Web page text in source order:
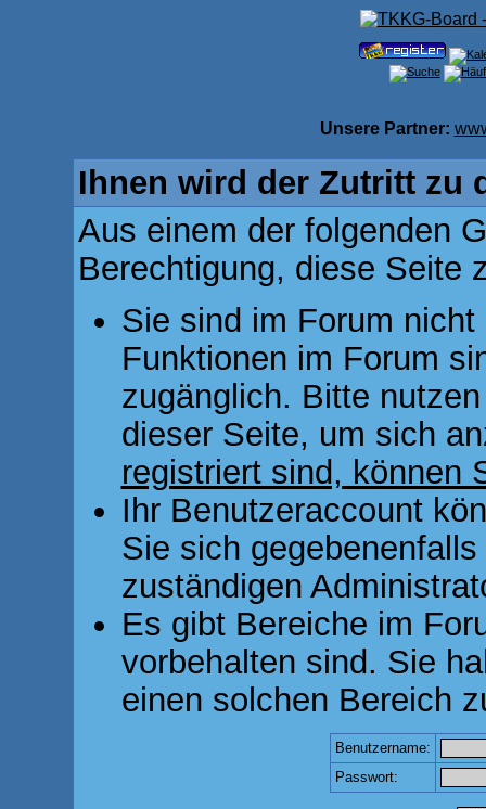
Unsere Partner:
Ihnen wird der Zutritt zu
Aus einem der folgenden
Berechtigung, diese Seite
Sie sind im Forum
Funktionen im Forum
zugänglich. Bitte
dieser Seite, um sich
registriert sind, können
Ihr Benutzeraccount
Sie sich
zuständigen
Es gibt Bereiche im
vorbehalten sind. Sie
einen solchen Bereich
Benutzername:
Passwort: